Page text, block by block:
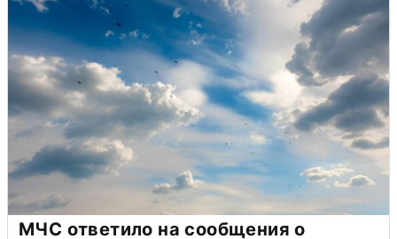
МЧС ответило на сообщения о